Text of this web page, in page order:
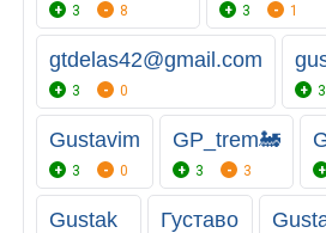
3 8 3 1
gtdelas42@gmail.com
3 0 3
Gustavim
3 0
GP_trem🚂
3 3
Gustak Густаво